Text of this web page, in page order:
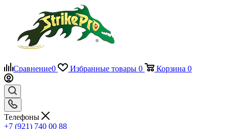
Сравнение0 Избранные товары 0 Корзина 0
Телефоны
+7 (921) 740 00 88